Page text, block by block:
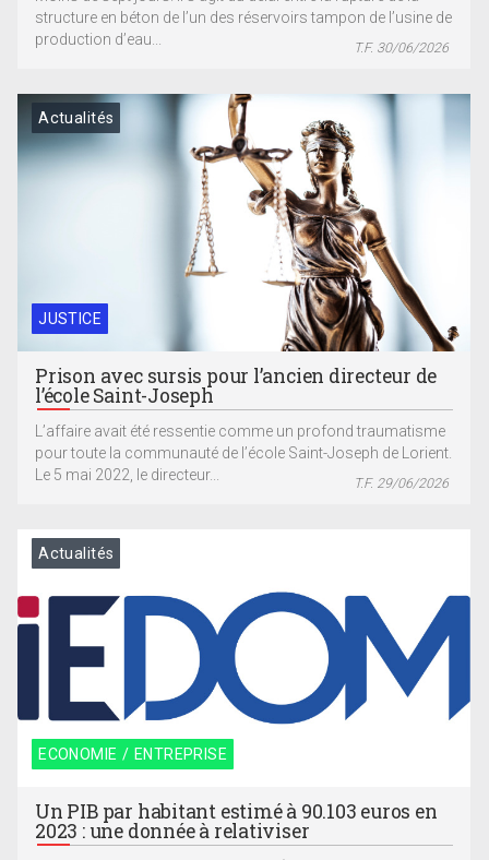
structure en béton de l’un des réservoirs tampon de l’usine de
production d’eau...
T.F. 30/06/2026
JUSTICE
Actualités
Prison avec sursis pour l’ancien directeur de
l’école Saint-Joseph
L’affaire avait été ressentie comme un profond traumatisme
pour toute la communauté de l’école Saint-Joseph de Lorient.
Le 5 mai 2022, le directeur...
T.F. 29/06/2026
ECONOMIE / ENTREPRISE
Actualités
Un PIB par habitant estimé à 90.103 euros en
2023 : une donnée à relativiser